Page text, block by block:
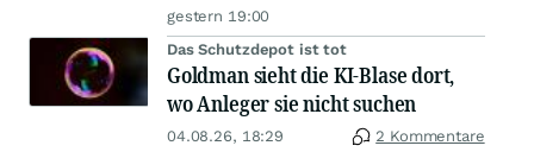
gestern 19:00
Das Schutzdepot ist tot
Goldman sieht die KI-Blase dort,
wo Anleger sie nicht suchen
04.08.26, 18:29 2 Kommentare